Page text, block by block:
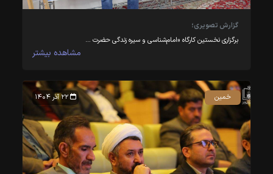
گزارش تصویری؛
برگزاری نخستین کارگاه «امام‌شناسی و سیره زندگی حضرت …
مشاهده بیشتر
خمین